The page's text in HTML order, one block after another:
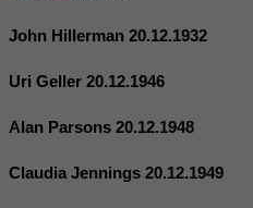
John Hillerman 20.12.1932
Uri Geller 20.12.1946
Alan Parsons 20.12.1948
Claudia Jennings 20.12.1949